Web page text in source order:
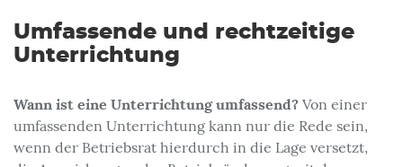
Umfassende und rechtzeitige
Unterrichtung
Wann ist eine Unterrichtung umfassend? Von einer
umfassenden Unterrichtung kann nur die Rede sein,
wenn der Betriebsrat hierdurch in die Lage versetzt,